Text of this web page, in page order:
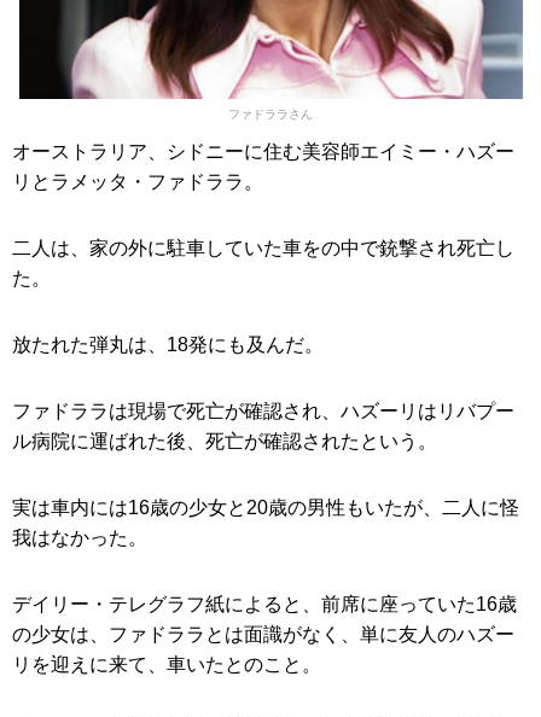
ファドララさん
オーストラリア、シドニーに住む美容師エイミー・ハズー
リとラメッタ・ファドララ。
二人は、家の外に駐車していた車をの中で銃撃され死亡し
た。
放たれた弾丸は、18発にも及んだ。
ファドララは現場で死亡が確認され、ハズーリはリバプー
ル病院に運ばれた後、死亡が確認されたという。
実は車内には16歳の少女と20歳の男性もいたが、二人に怪
我はなかった。
デイリー・テレグラフ紙によると、前席に座っていた16歳
の少女は、ファドララとは面識がなく、単に友人のハズー
リを迎えに来て、車いたとのこと。